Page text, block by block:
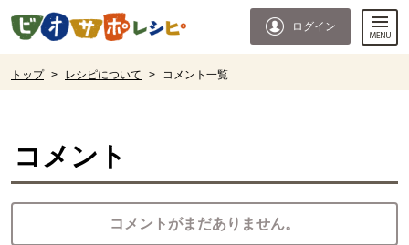
ページの先頭です。
ログイン
トップ > レシピについて > コメント一覧
コメント
コメントがまだありません。